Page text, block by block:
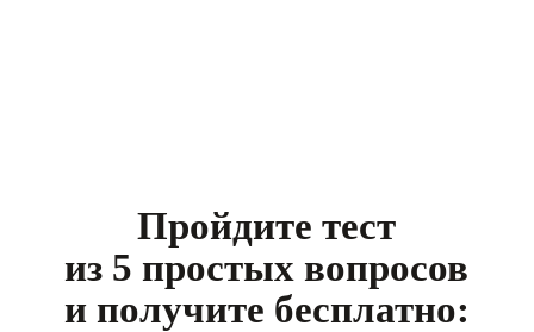
Пройдите тест
из 5 простых вопросов
и получите бесплатно: